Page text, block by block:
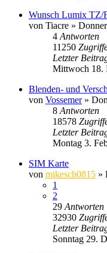
Wunsch Lumix TZ/
von Tiacre »
4 Antworten
11250
Letzter
Mittwoch 18.
Blenden- und
von Vossemer»
8 Antworten
18578
Letzter
Montag 3.
SIM Karte
von mikesch0815 »
1
2
29 Antworten
32930
Letzter
Sonntag 29.